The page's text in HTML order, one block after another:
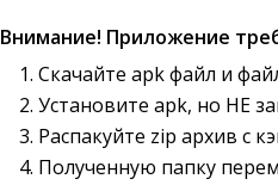
Внимание! Приложение
Скачайте apk файл и
Установите apk, но НЕ
Распакуйте zip архив с
Полученную папку